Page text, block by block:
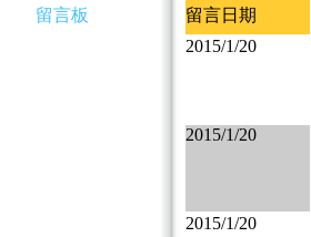
留言板
留言日期
2015/1/20
2015/1/20
2015/1/20